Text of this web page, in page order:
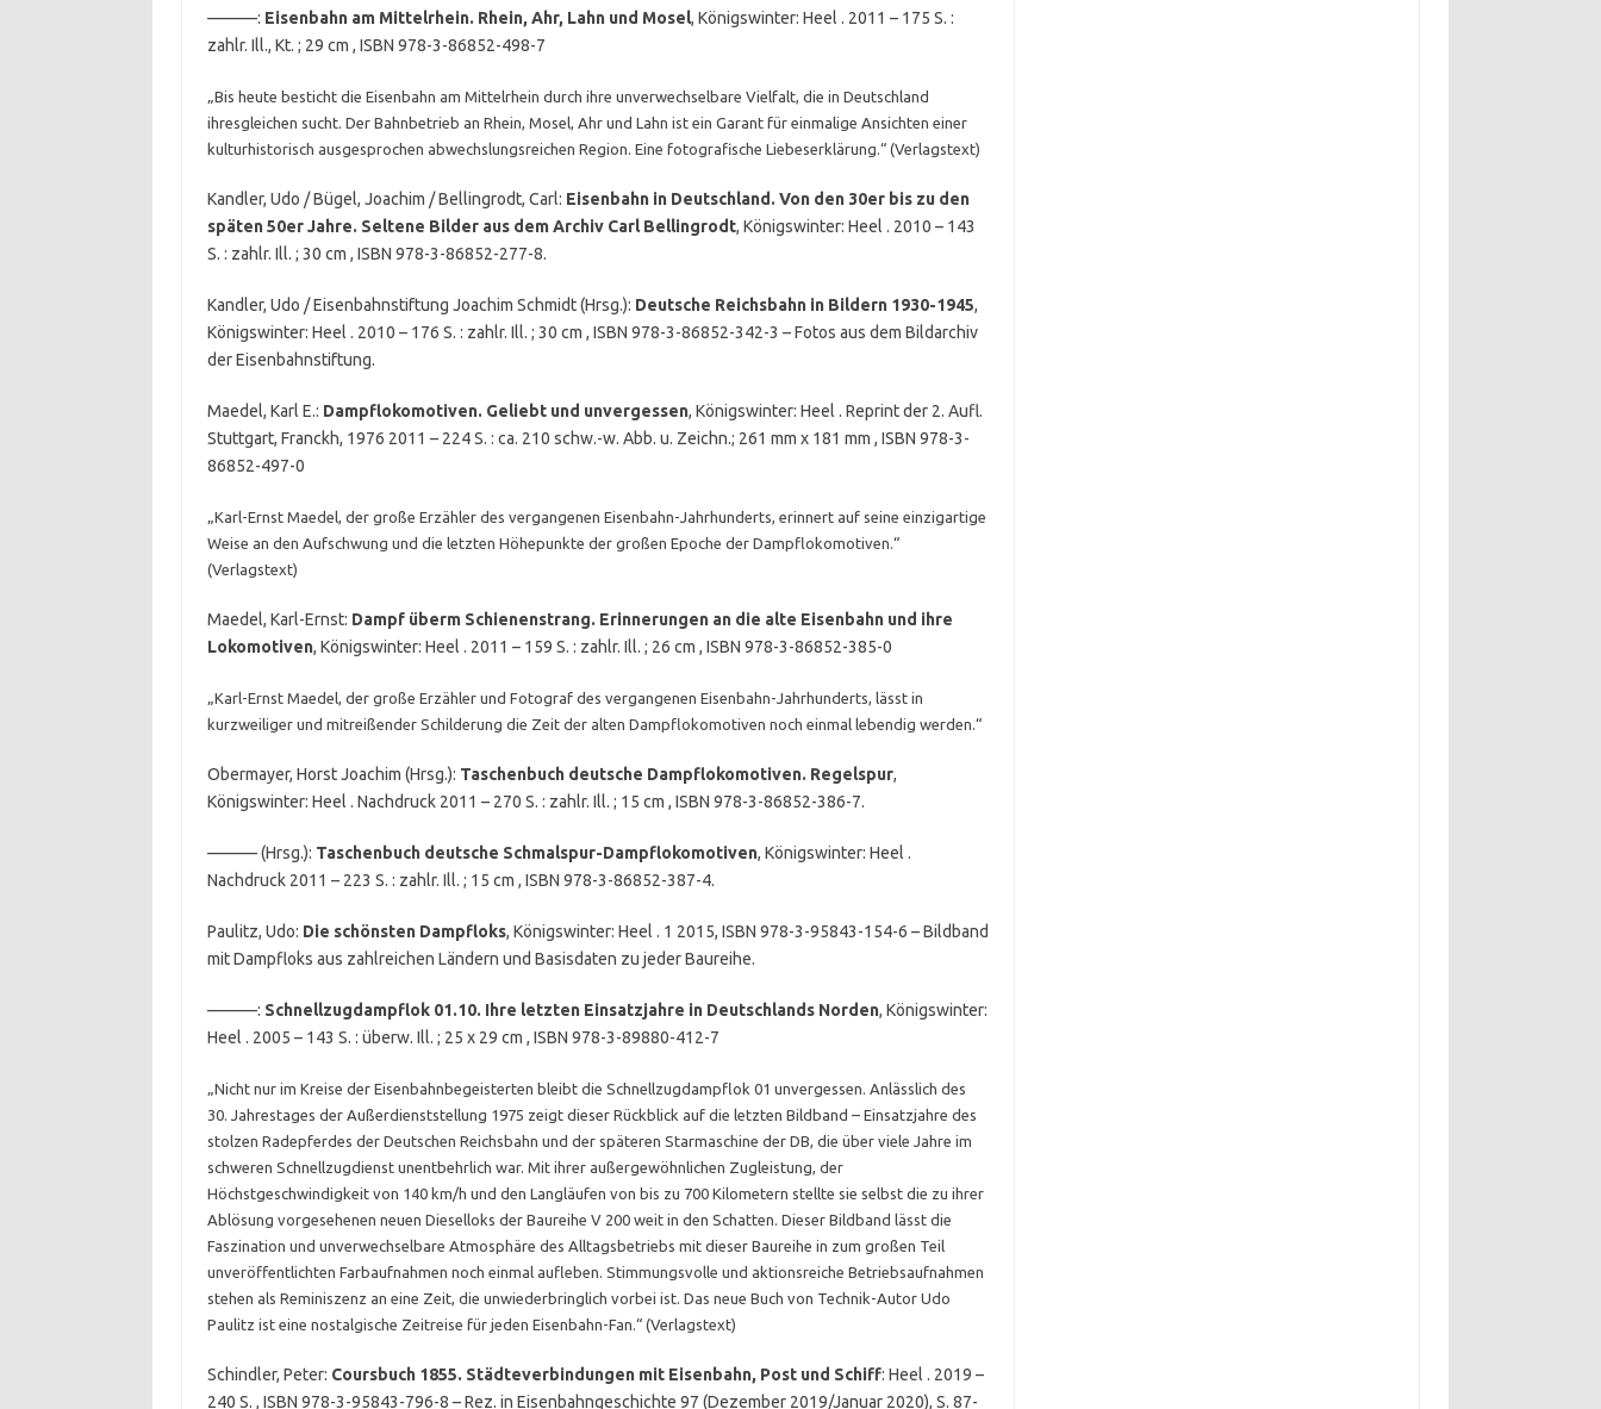
———: Eisenbahn am Mittelrhein. Rhein, Ahr, Lahn und Mosel, Königswinter: Heel . 2011 – 175 S. :
zahlr. Ill., Kt. ; 29 cm , ISBN 978-3-86852-498-7
„Bis heute besticht die Eisenbahn am Mittelrhein durch ihre unverwechselbare Vielfalt, die in Deutschland
ihresgleichen sucht. Der Bahnbetrieb an Rhein, Mosel, Ahr und Lahn ist ein Garant für einmalige Ansichten einer
kulturhistorisch ausgesprochen abwechslungsreichen Region. Eine fotografische Liebeserklärung.“ (Verlagstext)
Kandler, Udo / Bügel, Joachim / Bellingrodt, Carl: Eisenbahn in Deutschland. Von den 30er bis zu den
späten 50er Jahre. Seltene Bilder aus dem Archiv Carl Bellingrodt, Königswinter: Heel . 2010 – 143
S. : zahlr. Ill. ; 30 cm , ISBN 978-3-86852-277-8.
Kandler, Udo / Eisenbahnstiftung Joachim Schmidt (Hrsg.): Deutsche Reichsbahn in Bildern 1930-1945,
Königswinter: Heel . 2010 – 176 S. : zahlr. Ill. ; 30 cm , ISBN 978-3-86852-342-3 – Fotos aus dem Bildarchiv
der Eisenbahnstiftung.
Maedel, Karl E.: Dampflokomotiven. Geliebt und unvergessen, Königswinter: Heel . Reprint der 2. Aufl.
Stuttgart, Franckh, 1976 2011 – 224 S. : ca. 210 schw.-w. Abb. u. Zeichn.; 261 mm x 181 mm , ISBN 978-3-
86852-497-0
„Karl-Ernst Maedel, der große Erzähler des vergangenen Eisenbahn-Jahrhunderts, erinnert auf seine einzigartige
Weise an den Aufschwung und die letzten Höhepunkte der großen Epoche der Dampflokomotiven.“
(Verlagstext)
Maedel, Karl-Ernst: Dampf überm Schienenstrang. Erinnerungen an die alte Eisenbahn und ihre
Lokomotiven, Königswinter: Heel . 2011 – 159 S. : zahlr. Ill. ; 26 cm , ISBN 978-3-86852-385-0
„Karl-Ernst Maedel, der große Erzähler und Fotograf des vergangenen Eisenbahn-Jahrhunderts, lässt in
kurzweiliger und mitreißender Schilderung die Zeit der alten Dampflokomotiven noch einmal lebendig werden.“
Obermayer, Horst Joachim (Hrsg.): Taschenbuch deutsche Dampflokomotiven. Regelspur,
Königswinter: Heel . Nachdruck 2011 – 270 S. : zahlr. Ill. ; 15 cm , ISBN 978-3-86852-386-7.
——— (Hrsg.): Taschenbuch deutsche Schmalspur-Dampflokomotiven, Königswinter: Heel .
Nachdruck 2011 – 223 S. : zahlr. Ill. ; 15 cm , ISBN 978-3-86852-387-4.
Paulitz, Udo: Die schönsten Dampfloks, Königswinter: Heel . 1 2015, ISBN 978-3-95843-154-6 – Bildband
mit Dampfloks aus zahlreichen Ländern und Basisdaten zu jeder Baureihe.
———: Schnellzugdampflok 01.10. Ihre letzten Einsatzjahre in Deutschlands Norden, Königswinter:
Heel . 2005 – 143 S. : überw. Ill. ; 25 x 29 cm , ISBN 978-3-89880-412-7
„Nicht nur im Kreise der Eisenbahnbegeisterten bleibt die Schnellzugdampflok 01 unvergessen. Anlässlich des
30. Jahrestages der Außerdienststellung 1975 zeigt dieser Rückblick auf die letzten Bildband – Einsatzjahre des
stolzen Radepferdes der Deutschen Reichsbahn und der späteren Starmaschine der DB, die über viele Jahre im
schweren Schnellzugdienst unentbehrlich war. Mit ihrer außergewöhnlichen Zugleistung, der
Höchstgeschwindigkeit von 140 km/h und den Langläufen von bis zu 700 Kilometern stellte sie selbst die zu ihrer
Ablösung vorgesehenen neuen Dieselloks der Baureihe V 200 weit in den Schatten. Dieser Bildband lässt die
Faszination und unverwechselbare Atmosphäre des Alltagsbetriebs mit dieser Baureihe in zum großen Teil
unveröffentlichten Farbaufnahmen noch einmal aufleben. Stimmungsvolle und aktionsreiche Betriebsaufnahmen
stehen als Reminiszenz an eine Zeit, die unwiederbringlich vorbei ist. Das neue Buch von Technik-Autor Udo
Paulitz ist eine nostalgische Zeitreise für jeden Eisenbahn-Fan.“ (Verlagstext)
Schindler, Peter: Coursbuch 1855. Städteverbindungen mit Eisenbahn, Post und Schiff: Heel . 2019 –
240 S. , ISBN 978-3-95843-796-8 – Rez. in Eisenbahngeschichte 97 (Dezember 2019/Januar 2020), S. 87-